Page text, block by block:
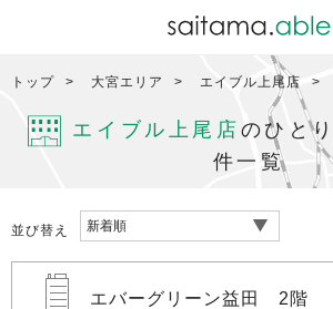
トップ 大宮エリア エイブル上尾店
エイブル上尾店 のひと
件一覧
並び替え
エバーグリーン益田 2階